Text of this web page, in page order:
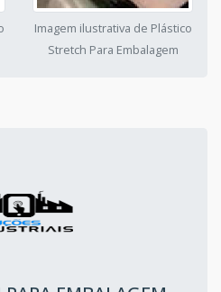
Imagem ilustrativa de Plástico
Stretch Para Embalagem